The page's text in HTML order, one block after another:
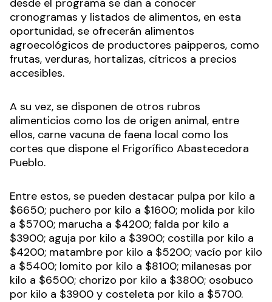
desde el programa se dan a conocer
cronogramas y listados de alimentos, en esta
oportunidad, se ofrecerán alimentos
agroecológicos de productores paipperos, como
frutas, verduras, hortalizas, cítricos a precios
accesibles.
A su vez, se disponen de otros rubros
alimenticios como los de origen animal, entre
ellos, carne vacuna de faena local como los
cortes que dispone el Frigorífico Abastecedora
Pueblo.
Entre estos, se pueden destacar pulpa por kilo a
$6650; puchero por kilo a $1600; molida por kilo
a $5700; marucha a $4200; falda por kilo a
$3900; aguja por kilo a $3900; costilla por kilo a
$4200; matambre por kilo a $5200; vacío por kilo
a $5400; lomito por kilo a $8100; milanesas por
kilo a $6500; chorizo por kilo a $3800; osobuco
por kilo a $3900 y costeleta por kilo a $5700.